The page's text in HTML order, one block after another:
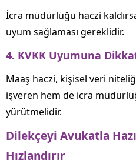
İcra müdürlüğü haczi
uyum sağlaması gereklidir.
4. KVKK Uyumuna
Maaş haczi, kişisel veri
işveren hem de icra
yürütmelidir.
Dilekçeyi Avukatla
Hızlandırır